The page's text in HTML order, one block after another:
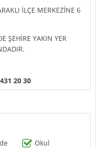
İLÇE MERKEZİNE 6
ŞEHİRE YAKIN YER
20 30
Okul